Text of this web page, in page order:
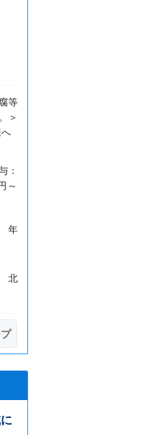
等
＞
：
～
年
北